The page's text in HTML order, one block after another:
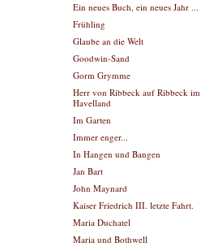
Ein neues Buch, ein neues Jahr ...
Frühling
Glaube an die Welt
Goodwin-Sand
Gorm Grymme
Herr von Ribbeck auf Ribbeck im
Havelland
Im Garten
Immer enger...
In Hangen und Bangen
Jan Bart
John Maynard
Kaiser Friedrich III. letzte Fahrt.
Maria Duchatel
Maria und Bothwell